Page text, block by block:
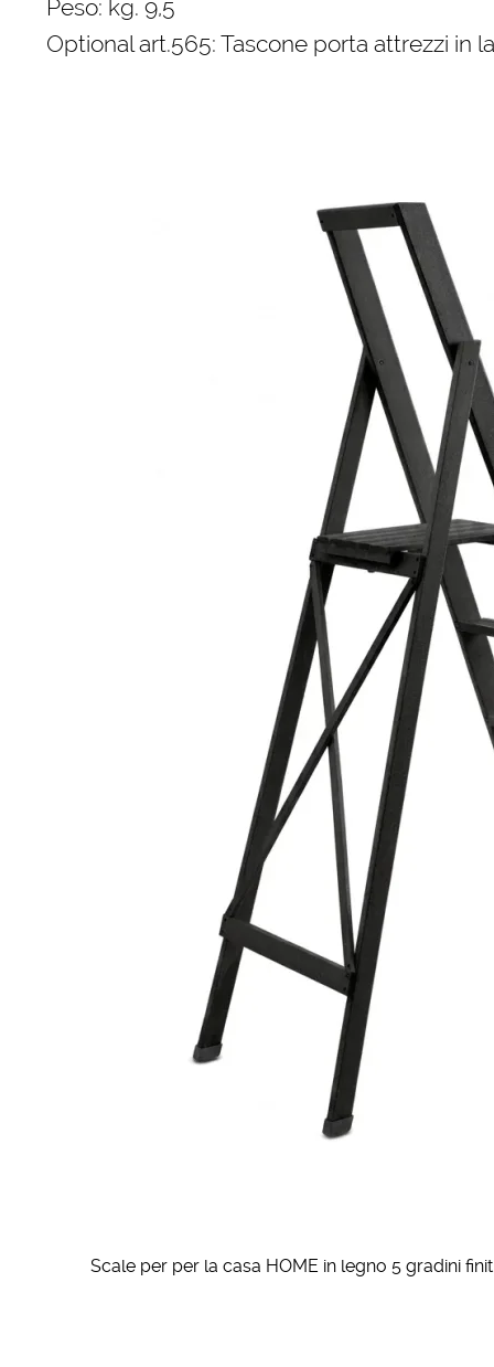
Peso: kg. 9,5
Optional art.565: Tascone porta attrezzi in
Scale per per la casa HOME in legno 5 gradini